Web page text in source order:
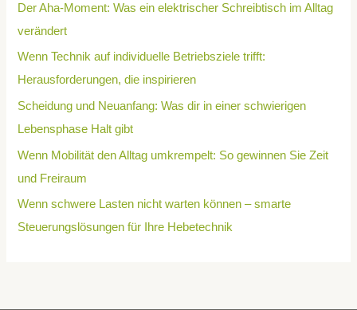
Der Aha-Moment: Was ein elektrischer Schreibtisch im Alltag
verändert
Wenn Technik auf individuelle Betriebsziele trifft:
Herausforderungen, die inspirieren
Scheidung und Neuanfang: Was dir in einer schwierigen
Lebensphase Halt gibt
Wenn Mobilität den Alltag umkrempelt: So gewinnen Sie Zeit
und Freiraum
Wenn schwere Lasten nicht warten können – smarte
Steuerungslösungen für Ihre Hebetechnik